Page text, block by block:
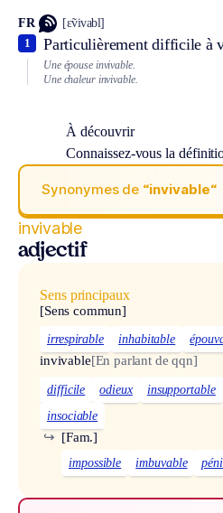
FR [ɛ̃vivabl]
Particulièrement difficile à
1
Une épouse invivable.
Une chaleur invivable.
À découvrir
Connaissez-vous la
Synonymes de “invivable“
invivable
adjectif
Sens principaux
[Sens commun]
irrespirable inhabitable
invivable[En parlant de qqn]
difficile odieux insupportable
insociable
[Fam.]
↪
impossible imbuvable